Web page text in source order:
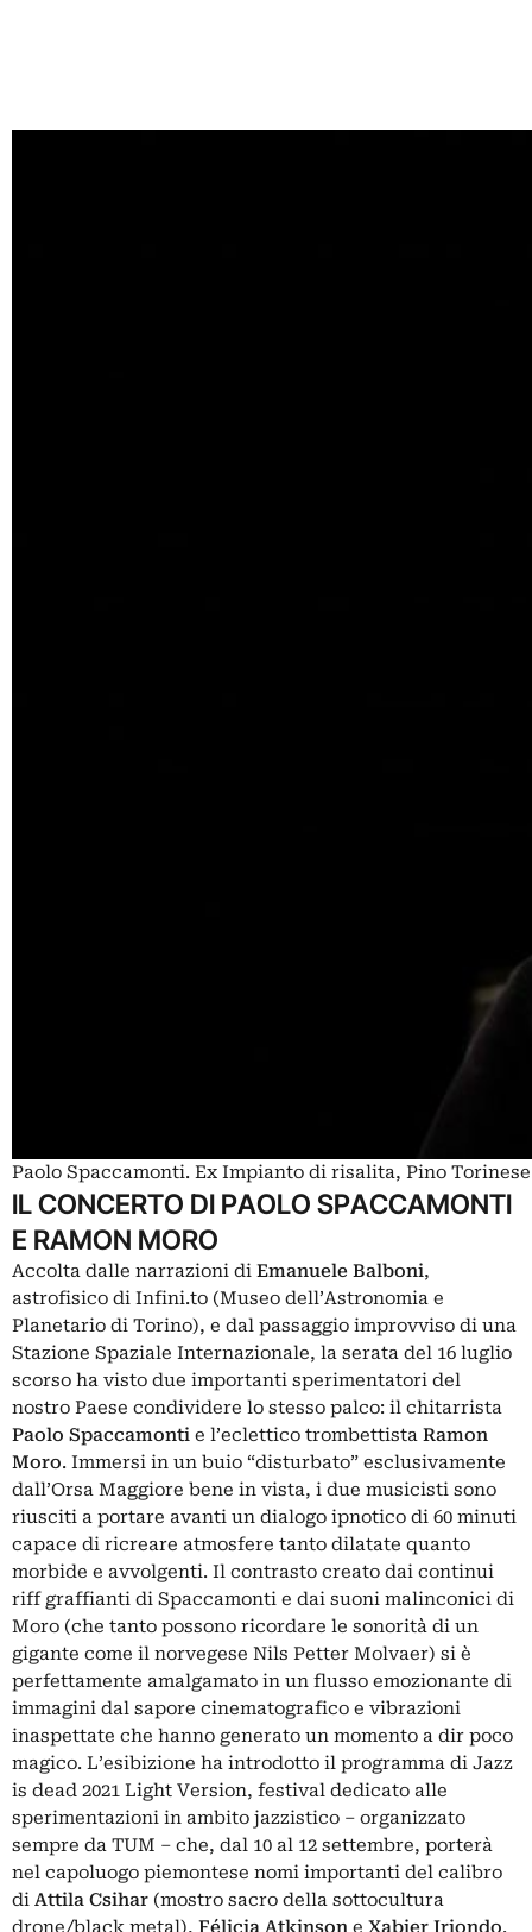
Paolo Spaccamonti. Ex Impianto di risalita, Pino
IL CONCERTO DI PAOLO SPACCAMONTI
E RAMON MORO
Accolta dalle narrazioni di Emanuele Balboni,
astrofisico di Infini.to (Museo dell’Astronomia e
Planetario di Torino), e dal passaggio improvviso di una
Stazione Spaziale Internazionale, la serata del 16 luglio
scorso ha visto due importanti sperimentatori del
nostro Paese condividere lo stesso palco: il chitarrista
Paolo Spaccamonti e l’eclettico trombettista Ramon
Moro. Immersi in un buio “disturbato” esclusivamente
dall’Orsa Maggiore bene in vista, i due musicisti sono
riusciti a portare avanti un dialogo ipnotico di 60 minuti
capace di ricreare atmosfere tanto dilatate quanto
morbide e avvolgenti. Il contrasto creato dai continui
riff graffianti di Spaccamonti e dai suoni malinconici di
Moro (che tanto possono ricordare le sonorità di un
gigante come il norvegese Nils Petter Molvaer) si è
perfettamente amalgamato in un flusso emozionante di
immagini dal sapore cinematografico e vibrazioni
inaspettate che hanno generato un momento a dir poco
magico. L’esibizione ha introdotto il programma di Jazz
is dead 2021 Light Version, festival dedicato alle
sperimentazioni in ambito jazzistico – organizzato
sempre da TUM – che, dal 10 al 12 settembre, porterà
nel capoluogo piemontese nomi importanti del calibro
di Attila Csihar (mostro sacro della sottocultura
drone/black metal), Félicia Atkinson e Xabier Iriondo.